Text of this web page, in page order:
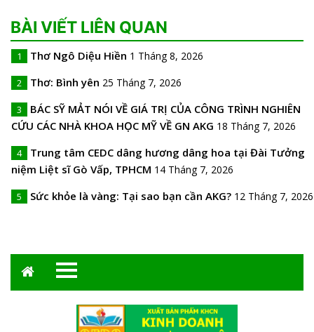
BÀI VIẾT LIÊN QUAN
1 Thơ Ngô Diệu Hiền 1 Tháng 8, 2026
2 Thơ: Bình yên 25 Tháng 7, 2026
3
BÁC SỸ MẢT NÓI VỀ GIÁ TRỊ CỦA CÔNG TRÌNH NGHIÊN
CỨU CÁC NHÀ KHOA HỌC MỸ VỀ GN AKG 18 Tháng 7, 2026
4
Trung tâm CEDC dâng hương dâng hoa tại Đài Tưởng
niệm Liệt sĩ Gò Vấp, TPHCM 14 Tháng 7, 2026
5 Sức khỏe là vàng: Tại sao bạn cần AKG? 12 Tháng 7, 2026